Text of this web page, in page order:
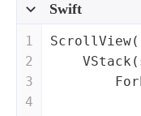
Swift
1
2
3
4
ScrollView
VStack